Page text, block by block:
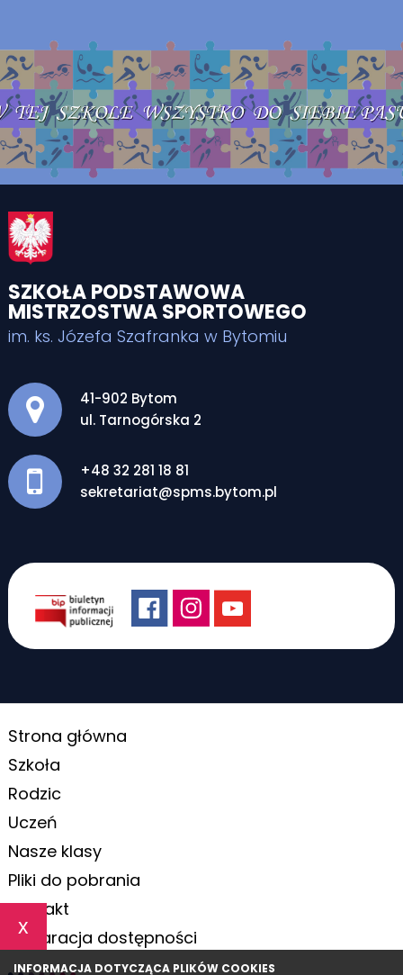
x
INFORMACJA DOTYCZĄCA PLIKÓW COOKIES
SZKOŁA PODSTAWOWA
MISTRZOSTWA SPORTOWEGO
im. ks. Józefa Szafranka w Bytomiu
Adres pocztowy:
41-902 Bytom
ul. Tarnogórska 2
+48 32 281 18 81
sekretariat@spms.bytom.pl
Strona główna
Szkoła
Rodzic
Uczeń
Nasze klasy
Pliki do pobrania
Kontakt
Deklaracja dostępności